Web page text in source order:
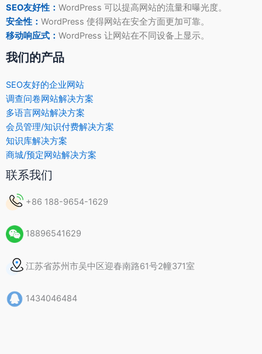
SEO友好性： WordPress 可以提高网站的流量和曝光度。
安全性： WordPress 使得网站在安全方面更加可靠。
移动响应式： WordPress 让网站在不同设备上显示。
我们的产品
SEO友好的企业网站
调查问卷网站解决方案
多语言网站解决方案
会员管理/知识付费解决方案
知识库解决方案
商城/预定网站解决方案
联系我们
+86 188-9654-1629
18896541629
江苏省苏州市吴中区迎春南路61号2幢371室
1434046484